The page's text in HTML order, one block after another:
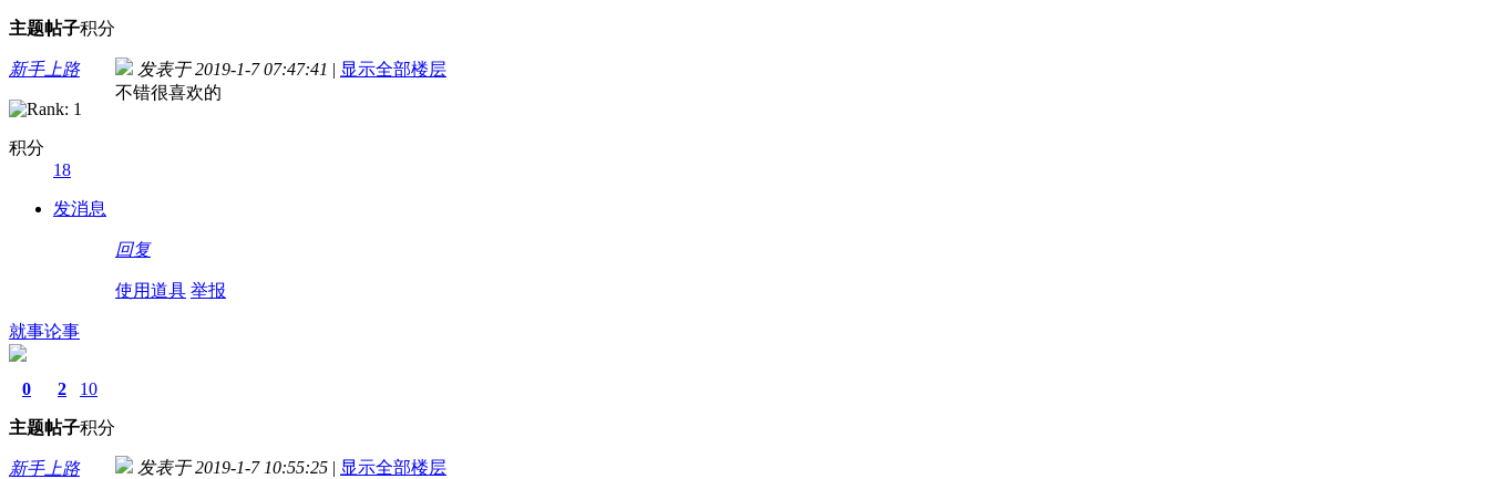
主题帖子积分
新手上路
积分
18
发消息
发表于 2019-1-7 07:47:41 | 显示全部楼层
不错很喜欢的
回复
使用道具 举报
就事论事
0
主题
2
帖子
10
积分
新手上路 发表于 2019-1-7 10:55:25 | 显示全部楼层